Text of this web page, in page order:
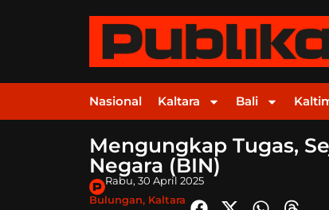
Nasional Kaltara Bali
Mengungkap Tugas,
Negara (BIN)
Rabu, 30 April 2025
Bulungan, Kaltara